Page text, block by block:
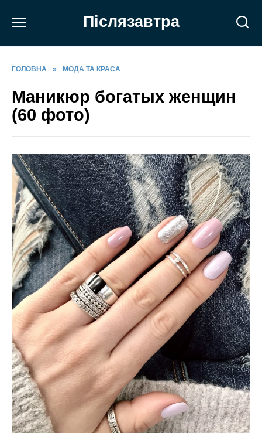
Післязавтра
ГОЛОВНА » МОДА ТА КРАСА
Маникюр богатых женщин
(60 фото)